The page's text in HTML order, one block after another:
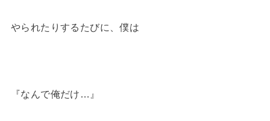
やられたりするたびに、僕は
『なんで俺だけ…』